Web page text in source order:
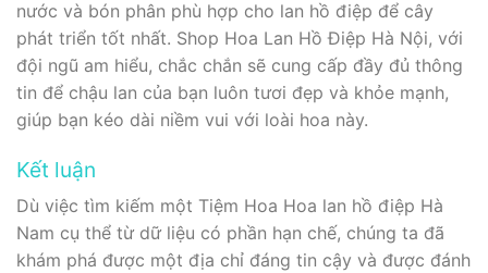
nước và bón phân phù hợp cho lan hồ điệp để cây
phát triển tốt nhất. Shop Hoa Lan Hồ Điệp Hà Nội, với
đội ngũ am hiểu, chắc chắn sẽ cung cấp đầy đủ thông
tin để chậu lan của bạn luôn tươi đẹp và khỏe mạnh,
giúp bạn kéo dài niềm vui với loài hoa này.
Kết luận
Dù việc tìm kiếm một Tiệm Hoa Hoa lan hồ điệp Hà
Nam cụ thể từ dữ liệu có phần hạn chế, chúng ta đã
khám phá được một địa chỉ đáng tin cậy và được đánh